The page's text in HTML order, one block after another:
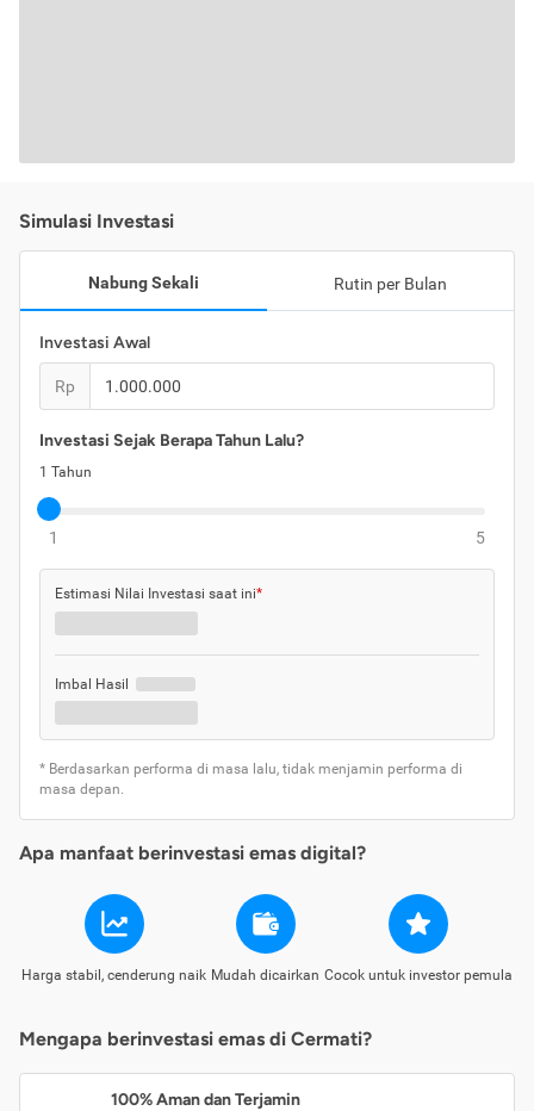
Simulasi Investasi
Nabung Sekali Rutin per Bulan
Investasi Awal
Rp
Investasi Sejak Berapa Tahun Lalu?
1 Tahun
1 5
Estimasi Nilai Investasi saat ini*
Imbal Hasil
* Berdasarkan performa di masa lalu, tidak menjamin performa di
masa depan.
Apa manfaat berinvestasi emas digital?
Harga stabil, cenderung naik Mudah dicairkan Cocok untuk investor pemula
Mengapa berinvestasi emas di Cermati?
100% Aman dan Terjamin